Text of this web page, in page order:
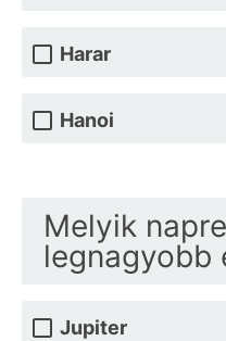
Harar
Hanoi
Melyik
legnagyobb
Jupiter